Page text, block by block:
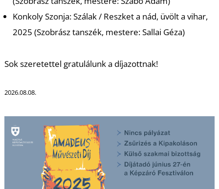
Konkoly Szonja: Szálak / Reszket a nád, üvölt a vihar,
2025 (Szobrász tanszék, mestere: Sallai Géza)
Sok szeretettel gratulálunk a díjazottnak!
2026.08.08.